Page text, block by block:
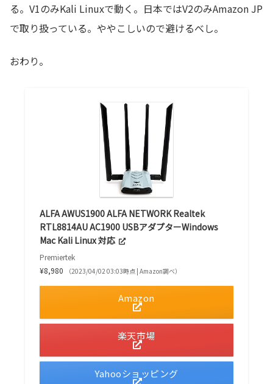
る。V1のみKali Linuxで動く。日本ではV2のみAmazon JP
で取り扱っている。ややこしいので避けるべし。
おわり。
ALFA AWUS1900 ALFA NETWORK Realtek
RTL8814AU AC1900 USBアダプターWindows
Mac Kali Linux 対応
Premiertek
¥8,980
（2023/04/02 03:03時点 | Amazon調べ）
Amazon
楽天市場
Yahooショッピング